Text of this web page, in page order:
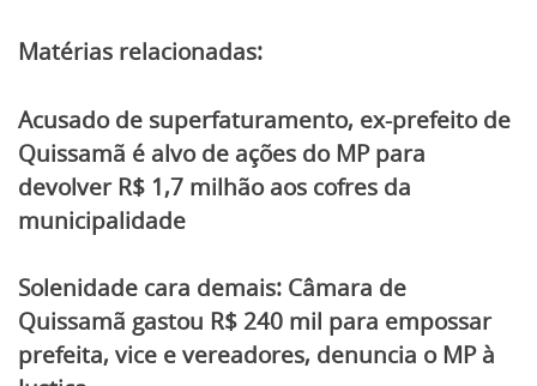
Matérias relacionadas:
Acusado de superfaturamento, ex-prefeito de
Quissamã é alvo de ações do MP para
devolver R$ 1,7 milhão aos cofres da
municipalidade
Solenidade cara demais: Câmara de
Quissamã gastou R$ 240 mil para empossar
prefeita, vice e vereadores, denuncia o MP à